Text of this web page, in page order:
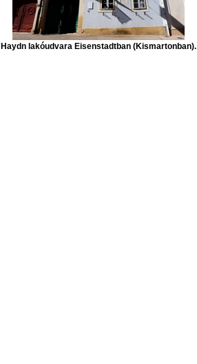
Haydn lakóudvara Eisenstadtban (Kismartonban).